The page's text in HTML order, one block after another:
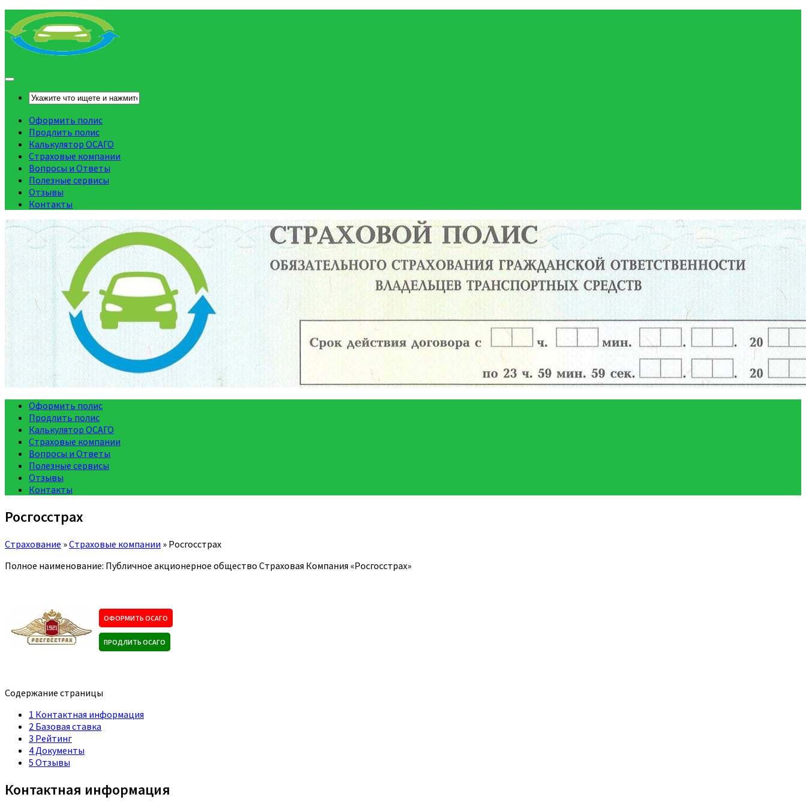
Оформить полис
Продлить полис
Калькулятор ОСАГО
Страховые компании
Вопросы и Ответы
Полезные сервисы
Отзывы
Контакты
Оформить полис
Продлить полис
Калькулятор ОСАГО
Страховые компании
Вопросы и Ответы
Полезные сервисы
Отзывы
Контакты
Росгосстрах
Страхование »Страховые компании » Росгосстрах
Полное наименование: Публичное акционерное общество Страховая Компания «Росгосстрах»
ОФОРМИТЬ ОСАГО
ПРОДЛИТЬ ОСАГО
Содержание страницы
1 Контактная информация
2 Базовая ставка
3 Рейтинг
4 Документы
5 Отзывы
Контактная информация